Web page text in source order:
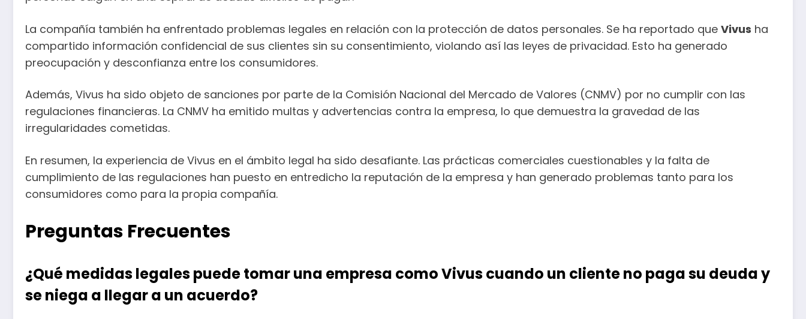
La compañía también ha enfrentado problemas legales en relación con la protección de datos personales. Se ha reportado que Vivus ha
compartido información confidencial de sus clientes sin su consentimiento, violando así las leyes de privacidad. Esto ha generado
preocupación y desconfianza entre los consumidores.
Además, Vivus ha sido objeto de sanciones por parte de la Comisión Nacional del Mercado de Valores (CNMV) por no cumplir con las
regulaciones financieras. La CNMV ha emitido multas y advertencias contra la empresa, lo que demuestra la gravedad de las
irregularidades cometidas.
En resumen, la experiencia de Vivus en el ámbito legal ha sido desafiante. Las prácticas comerciales cuestionables y la falta de
cumplimiento de las regulaciones han puesto en entredicho la reputación de la empresa y han generado problemas tanto para los
consumidores como para la propia compañía.
Preguntas Frecuentes
¿Qué medidas legales puede tomar una empresa como Vivus cuando un cliente no paga su deuda y
se niega a llegar a un acuerdo?